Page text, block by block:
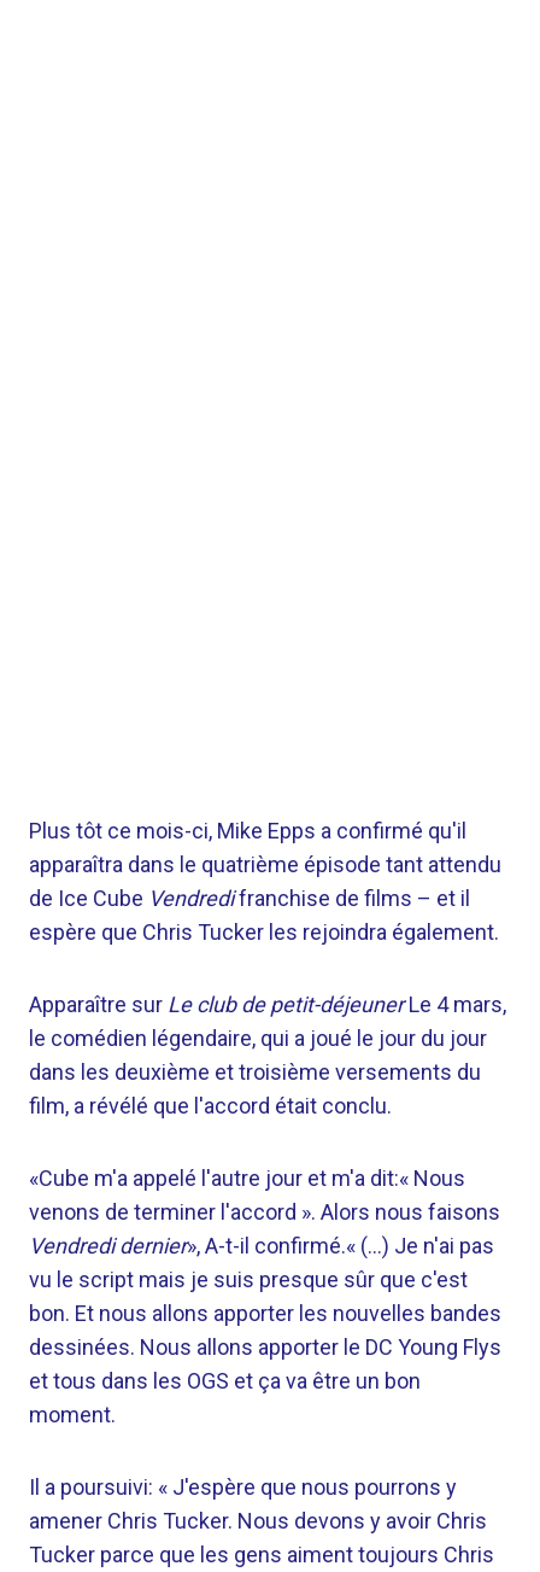
Plus tôt ce mois-ci, Mike Epps a confirmé qu'il
apparaîtra dans le quatrième épisode tant attendu
de Ice Cube Vendredifranchise de films – et il
espère que Chris Tucker les rejoindra également.
Apparaître sur Le club de petit-déjeunerLe 4 mars,
le comédien légendaire, qui a joué le jour du jour
dans les deuxième et troisième versements du
film, a révélé que l'accord était conclu.
«Cube m'a appelé l'autre jour et m'a dit:« Nous
venons de terminer l'accord ». Alors nous faisons
Vendredi dernier», A-t-il confirmé.« (…) Je n'ai pas
vu le script mais je suis presque sûr que c'est
bon. Et nous allons apporter les nouvelles bandes
dessinées. Nous allons apporter le DC Young Flys
et tous dans les OGS et ça va être un bon
moment.
Il a poursuivi: « J'espère que nous pourrons y
amener Chris Tucker. Nous devons y avoir Chris
Tucker parce que les gens aiment toujours Chris